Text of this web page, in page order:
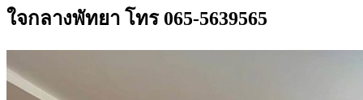
ใจกลางพัทยา โทร 065-5639565